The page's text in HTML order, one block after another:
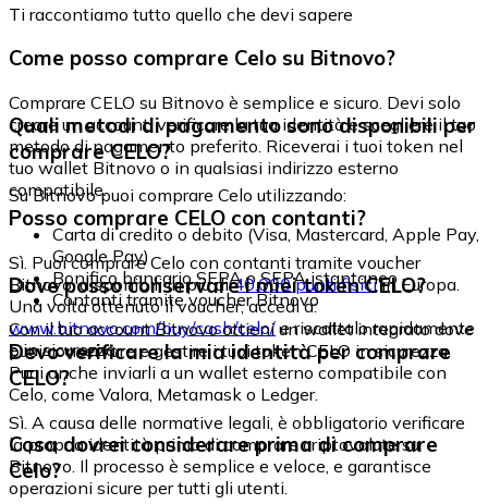
Ti raccontiamo tutto quello che devi sapere
Come posso comprare Celo su Bitnovo?
Comprare CELO su Bitnovo è semplice e sicuro. Devi solo
creare un account, verificare la tua identità e scegliere il tuo
metodo di pagamento preferito. Riceverai i tuoi token nel
tuo wallet Bitnovo o in qualsiasi indirizzo esterno
compatibile.
Quali metodi di pagamento sono disponibili per
comprare CELO?
Su Bitnovo puoi comprare Celo utilizzando:
Carta di credito o debito (Visa, Mastercard, Apple Pay,
Google Pay)
Bonifico bancario SEPA o SEPA istantaneo
Contanti tramite voucher Bitnovo
Posso comprare CELO con contanti?
Sì. Puoi comprare Celo con contanti tramite voucher
Bitnovo, disponibili in più di40.000 punti fisiciin Europa.
Una volta ottenuto il voucher, accedi a:
www.bitnovo.com/buy/cash/celo/e riscattalo rapidamente
e in sicurezza.
Dove posso conservare i miei token CELO?
Con il tuo account Bitnovo ottieni un wallet integrato dove
puoi conservare e gestire i tuoi token CELO in sicurezza.
Puoi anche inviarli a un wallet esterno compatibile con
Celo, come Valora, Metamask o Ledger.
Devo verificare la mia identità per comprare
CELO?
Sì. A causa delle normative legali, è obbligatorio verificare
la propria identità prima di comprare criptovalute su
Bitnovo. Il processo è semplice e veloce, e garantisce
operazioni sicure per tutti gli utenti.
Cosa dovrei considerare prima di comprare
Celo?